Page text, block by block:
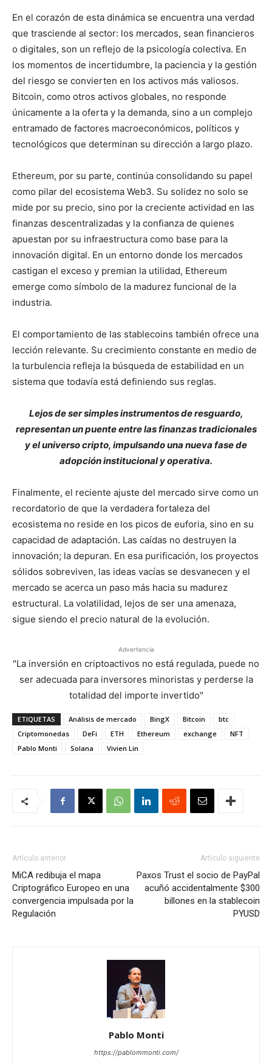
En el corazón de esta dinámica se encuentra una verdad
que trasciende al sector: los mercados, sean financieros
o digitales, son un reflejo de la psicología colectiva. En
los momentos de incertidumbre, la paciencia y la gestión
del riesgo se convierten en los activos más valiosos.
Bitcoin, como otros activos globales, no responde
únicamente a la oferta y la demanda, sino a un complejo
entramado de factores macroeconómicos, políticos y
tecnológicos que determinan su dirección a largo plazo.
Ethereum, por su parte, continúa consolidando su papel
como pilar del ecosistema Web3. Su solidez no solo se
mide por su precio, sino por la creciente actividad en las
finanzas descentralizadas y la confianza de quienes
apuestan por su infraestructura como base para la
innovación digital. En un entorno donde los mercados
castigan el exceso y premian la utilidad, Ethereum
emerge como símbolo de la madurez funcional de la
industria.
El comportamiento de las stablecoins también ofrece una
lección relevante. Su crecimiento constante en medio de
la turbulencia refleja la búsqueda de estabilidad en un
sistema que todavía está definiendo sus reglas.
Lejos de ser simples instrumentos de resguardo,
representan un puente entre las finanzas tradicionales
y el universo cripto, impulsando una nueva fase de
adopción institucional y operativa.
Finalmente, el reciente ajuste del mercado sirve como un
recordatorio de que la verdadera fortaleza del
ecosistema no reside en los picos de euforia, sino en su
capacidad de adaptación. Las caídas no destruyen la
innovación; la depuran. En esa purificación, los proyectos
sólidos sobreviven, las ideas vacías se desvanecen y el
mercado se acerca un paso más hacia su madurez
estructural. La volatilidad, lejos de ser una amenaza,
sigue siendo el precio natural de la evolución.
Advertencia
"La inversión en criptoactivos no está regulada, puede no
ser adecuada para inversores minoristas y perderse la
totalidad del importe invertido"
ETIQUETAS Análisis de mercado BingX Bitcoin
btc
Criptomonedas
DeFi ETH Ethereum exchange
NFT
Pablo Monti
Solana Vivien Lin
Artículo anterior
MiCA redibuja el mapa
Criptográfico Europeo en una
convergencia impulsada por la
Regulación
Artículo siguiente
Paxos Trust el socio de PayPal
acuñó accidentalmente $300
billones en la stablecoin
PYUSD
Pablo Monti
https://pablommonti.com/